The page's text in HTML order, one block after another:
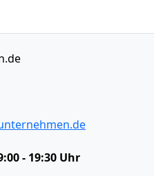
- 19:30 Uhr